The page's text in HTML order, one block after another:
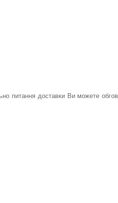
питання доставки Ви можете